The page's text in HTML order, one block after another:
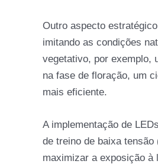
Outro aspecto
imitando as condições
vegetativo, por exemplo,
na fase de floração, um
mais eficiente.
A implementação de
de treino de baixa
maximizar a exposição à